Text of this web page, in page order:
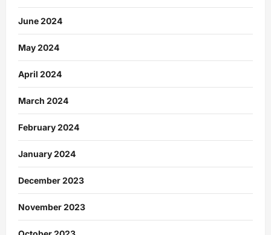
June 2024
May 2024
April 2024
March 2024
February 2024
January 2024
December 2023
November 2023